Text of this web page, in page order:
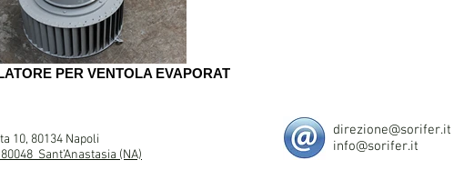
PER VENTOLA EVAPORAT
10, 80134 Napoli
Sant’Anastasia (NA)
direzione@sorifer.it
info@sorifer.it